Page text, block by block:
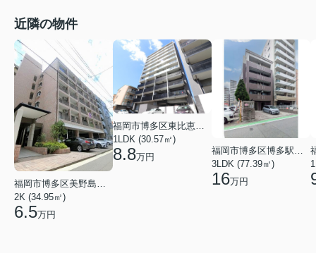
近隣の物件
2K (34.95㎡)
6.5万円
1LDK (30.57㎡)
8.8万円
3LDK (77.39㎡)
16万円